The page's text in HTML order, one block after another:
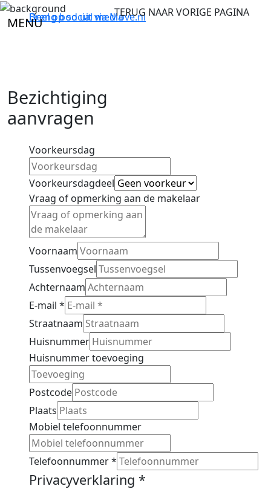
MENU
TERUG NAAR VORIGE PAGINA
Breng bod uit viaMove.nl
Deel op social media
Bezichtiging
aanvragen
Voorkeursdag
Voorkeursdagdeel
Vraag of opmerking aan de makelaar
Voornaam
Tussenvoegsel
Achternaam
E-mail *
Straatnaam
Huisnummer
Huisnummer toevoeging
Postcode
Plaats
Mobiel telefoonnummer
Telefoonnummer*
Privacyverklaring *